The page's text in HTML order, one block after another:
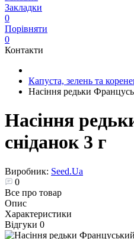
Закладки
0
Порівняти
0
Контакти
Капуста, зелень та
Насіння редьки
Насіння
сніданок 3 г
Виробник: Seed.Ua
0
Все про товар
Опис
Характеристики
Відгуки 0